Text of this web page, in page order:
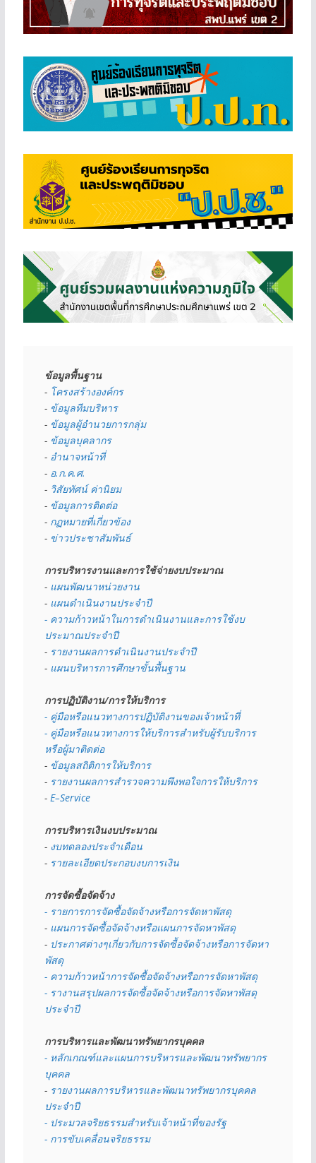
ข้อมูลพื้นฐาน
- โครงสร้างองค์กร
- ข้อมูลทีมบริหาร
- ข้อมูลผู้อำนวยการกลุ่ม
- ข้อมูลบุคลากร
- อำนาจหน้าที่
- อ.ก.ค.ศ.
- วิสัยทัศน์ ค่านิยม
- ข้อมูลการติดต่อ
- กฏหมายที่เกี่ยวข้อง
- ข่าวประชาสัมพันธ์
การบริหารงานและการใช้จ่ายงบประมาณ
- แผนพัฒนาหน่วยงาน
- แผนดำเนินงานประจำปี
- ความก้าวหน้าในการดำเนินงานและการใช้งบ
ประมาณประจำปี
- รายงานผลการดำเนินงานประจำปี
- แผนบริหารการศึกษาขั้นพื้นฐาน
การปฏิบัติงาน/การให้บริการ
- คู่มือหรือแนวทางการปฏิบัติงานของเจ้าหน้าที่
- คู่มือหรือแนวทางการให้บริการสำหรับผู้รับบริการ
หรือผู้มาติดต่อ
- ข้อมูลสถิติการให้บริการ
- รายงานผลการสำรวจความพึงพอใจการให้บริการ
- E–Service
การบริหารเงินงบประมาณ
- งบทดลองประจำเดือน
- รายละเอียดประกอบงบการเงิน
การจัดซื้อจัดจ้าง
- รายการการจัดซื้อจัดจ้างหรือการจัดหาพัสดุ
- แผนการจัดซื้อจัดจ้างหรือแผนการจัดหาพัสดุ
- ประกาศต่างๆเกี่ยวกับการจัดซื้อจัดจ้างหรือการจัดหา
พัสดุ
- ความก้าวหน้าการจัดซื้อจัดจ้างหรือการจัดหาพัสดุ
- รางานสรุปผลการจัดซื้อจัดจ้างหรือการจัดหาพัสดุ
ประจำปี
การบริหารและพัฒนาทรัพยากรบุคคล
- หลักเกณฑ์และแผนการบริหารและพัฒนาทรัพยากร
บุคคล
- รายงานผลการบริหารและพัฒนาทรัพยากรบุคคล
ประจำปี
- ประมวลจริยธรรมสำหรับเจ้าหน้าที่ของรัฐ
- การขับเคลื่อนจริยธรรม